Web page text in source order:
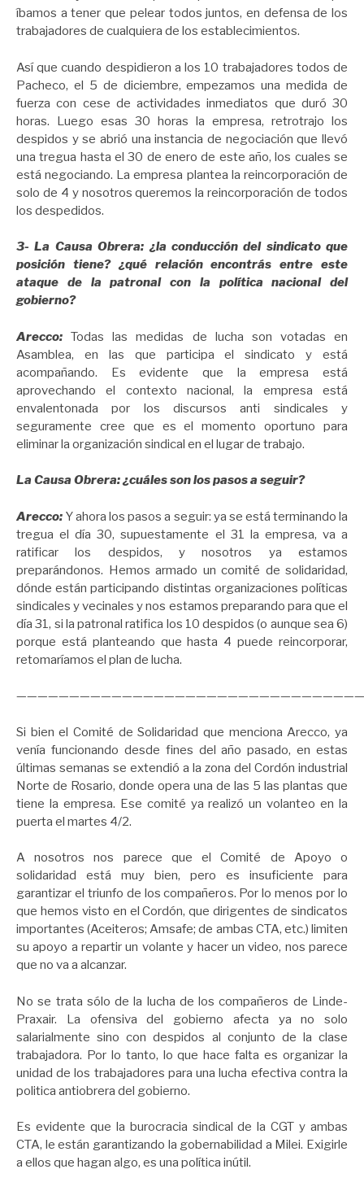
íbamos a tener que pelear todos juntos, en defensa de los
trabajadores de cualquiera de los establecimientos.
Así que cuando despidieron a los 10 trabajadores todos de
Pacheco, el 5 de diciembre, empezamos una medida de
fuerza con cese de actividades inmediatos que duró 30
horas. Luego esas 30 horas la empresa, retrotrajo los
despidos y se abrió una instancia de negociación que llevó
una tregua hasta el 30 de enero de este año, los cuales se
está negociando. La empresa plantea la reincorporación de
solo de 4 y nosotros queremos la reincorporación de todos
los despedidos.
3- La Causa Obrera: ¿la conducción del sindicato que
posición tiene? ¿qué relación encontrás entre este
ataque de la patronal con la política nacional del
gobierno?
Arecco: Todas las medidas de lucha son votadas en
Asamblea, en las que participa el sindicato y está
acompañando. Es evidente que la empresa está
aprovechando el contexto nacional, la empresa está
envalentonada por los discursos anti sindicales y
seguramente cree que es el momento oportuno para
eliminar la organización sindical en el lugar de trabajo.
La Causa Obrera: ¿cuáles son los pasos a seguir?
Arecco: Y ahora los pasos a seguir: ya se está terminando la
tregua el día 30, supuestamente el 31 la empresa, va a
ratificar los despidos, y nosotros ya estamos
preparándonos. Hemos armado un comité de solidaridad,
dónde están participando distintas organizaciones políticas
sindicales y vecinales y nos estamos preparando para que el
día 31, si la patronal ratifica los 10 despidos (o aunque sea 6)
porque está planteando que hasta 4 puede reincorporar,
retomaríamos el plan de lucha.
Si bien el Comité de Solidaridad que menciona Arecco, ya
venía funcionando desde fines del año pasado, en estas
últimas semanas se extendió a la zona del Cordón industrial
Norte de Rosario, donde opera una de las 5 las plantas que
tiene la empresa. Ese comité ya realizó un volanteo en la
puerta el martes 4/2.
A nosotros nos parece que el Comité de Apoyo o
solidaridad está muy bien, pero es insuficiente para
garantizar el triunfo de los compañeros. Por lo menos por lo
que hemos visto en el Cordón, que dirigentes de sindicatos
importantes (Aceiteros; Amsafe; de ambas CTA, etc.) limiten
su apoyo a repartir un volante y hacer un video, nos parece
que no va a alcanzar.
No se trata sólo de la lucha de los compañeros de Linde-
Praxair. La ofensiva del gobierno afecta ya no solo
salarialmente sino con despidos al conjunto de la clase
trabajadora. Por lo tanto, lo que hace falta es organizar la
unidad de los trabajadores para una lucha efectiva contra la
politica antiobrera del gobierno.
Es evidente que la burocracia sindical de la CGT y ambas
CTA, le están garantizando la gobernabilidad a Milei. Exigirle
a ellos que hagan algo, es una política inútil.